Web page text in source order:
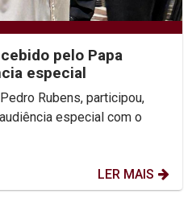
pelo Papa
especial
Rubens, participou,
especial com o
LER MAIS